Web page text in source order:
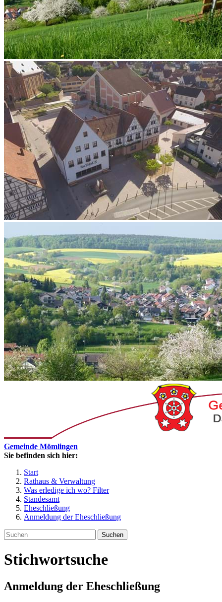
Gemeinde Mömlingen
Sie befinden sich hier:
Start
Rathaus & Verwaltung
Was erledige ich wo? Filter
Standesamt
Eheschließung
Anmeldung der Eheschließung
Suchen
Stichwortsuche
Anmeldung der Eheschließung